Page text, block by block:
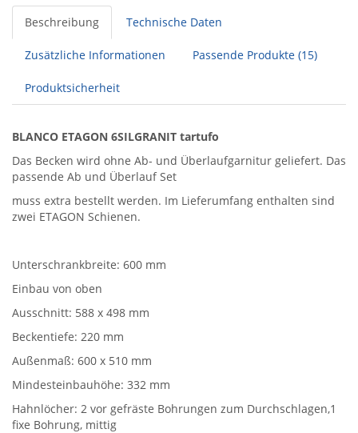
Beschreibung Technische Daten
Zusätzliche Informationen Passende Produkte (15)
Produktsicherheit
BLANCO ETAGON 6SILGRANIT tartufo
Das Becken wird ohne Ab- und Überlaufgarnitur geliefert. Das
passende Ab und Überlauf Set
muss extra bestellt werden. Im Lieferumfang enthalten sind
zwei ETAGON Schienen.
Unterschrankbreite: 600 mm
Einbau von oben
Ausschnitt: 588 x 498 mm
Beckentiefe: 220 mm
Außenmaß: 600 x 510 mm
Mindesteinbauhöhe: 332 mm
Hahnlöcher: 2 vor gefräste Bohrungen zum Durchschlagen,1
fixe Bohrung, mittig